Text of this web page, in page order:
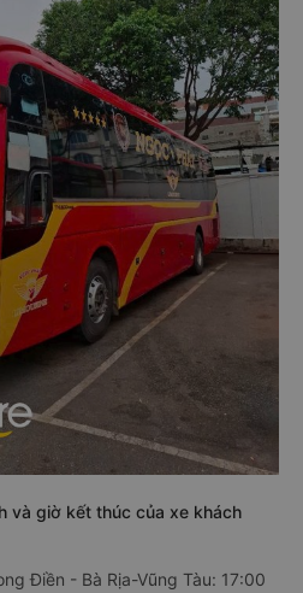
và giờ kết thúc của xe khách
Điền - Bà Rịa-Vũng Tàu: 17:00